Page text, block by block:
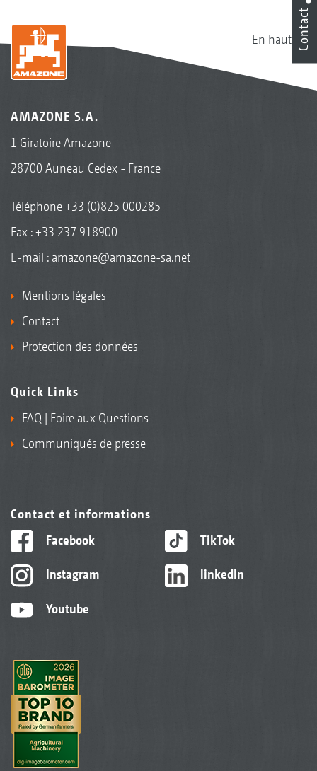
En haut
AMAZONE S.A.
1 Giratoire Amazone
28700 Auneau Cedex - France
Téléphone+33 (0)825 000285
Fax : +33 237 918900
E-mail : amazone@amazone-sa.net
Mentions légales
Contact
Protection des données
Quick Links
FAQ | Foire aux Questions
Communiqués de presse
Contact et informations
Facebook
Instagram
Youtube
TikTok
linkedIn
Contact